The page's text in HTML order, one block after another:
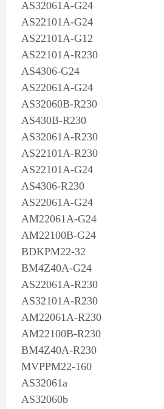
AS32061A-G24
AS22101A-G24
AS22101A-G12
AS22101A-R230
AS4306-G24
AS22061A-G24
AS32060B-R230
AS430B-R230
AS32061A-R230
AS22101A-R230
AS22101A-G24
AS4306-R230
AS22061A-G24
AM22061A-G24
AM22100B-G24
BDKPM22-32
BM4Z40A-G24
AS22061A-R230
AS32101A-R230
AM22061A-R230
AM22100B-R230
BM4Z40A-R230
MVPPM22-160
AS32061a
AS32060b